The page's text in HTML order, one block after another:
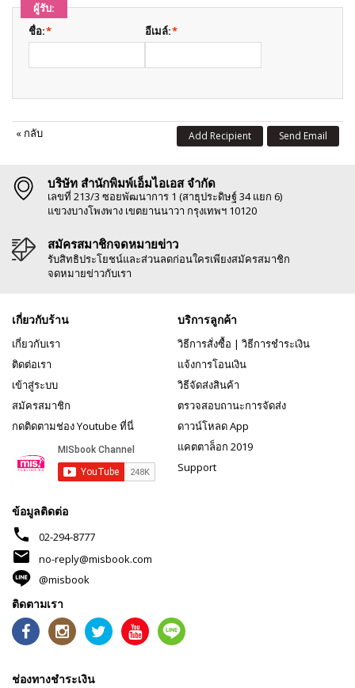
ผู้รับ:
*
ชื่อ: *
อีเมล์:
« กลับ Send Email
Add Recipient
บริษัท สำนักพิมพ์เอ็มไอเอส จำกัด
เลขที่ 213/3 ซอยพัฒนาการ 1 (สาธุประดิษฐ์ 34 แยก 6)
แขวงบางโพงพาง เขตยานนาวา กรุงเทพฯ 10120
สมัครสมาชิกจดหมายข่าว
รับสิทธิประโยชน์และส่วนลดก่อนใครเพียงสมัครสมาชิก
จดหมายข่าวกับเรา
เกี่ยวกับร้าน
เกี่ยวกับเรา
ติดต่อเรา
เข้าสู่ระบบ
สมัครสมาชิก
กดติดตามช่อง Youtube ที่นี่
บริการลูกค้า
วิธีการสั่งซื้อ | วิธีการชำระเงิน
แจ้งการโอนเงิน
วิธีจัดส่งสินค้า
ตรวจสอบถานะการจัดส่ง
ดาวน์โหลด App
แคตตาล็อก 2019
Support
ข้อมูลติดต่อ
phone 02-294-8777
mail
no-reply@misbook.com
@misbook
ติดตามเรา
ช่องทางชำระเงิน